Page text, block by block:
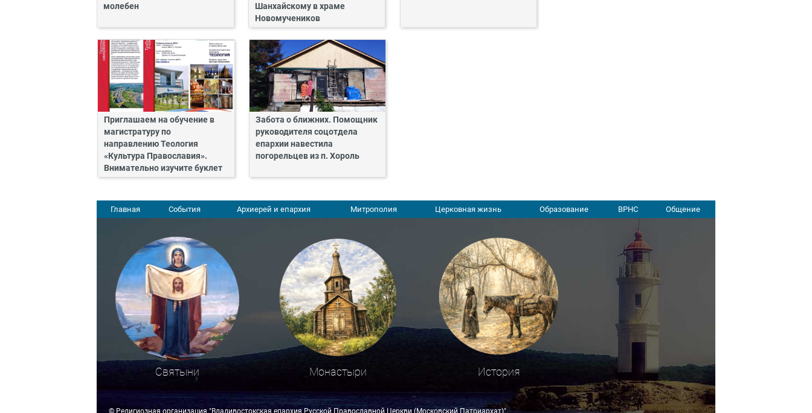
молебен
Шанхайскому в храме
Новомучеников
Приглашаем на обучение в
магистратуру по
направлению Теология
«Культура Православия».
Внимательно изучите буклет
Забота о ближних. Помощник
руководителя соцотдела
епархии навестила
погорельцев из п. Хороль
Главная События Архиерей и епархия Митрополия Церковная жизнь Образование ВРНС Общение
Святыни Монастыри История
© Религиозная организация "Владивостокская епархия Русской Православной Церкви (Московский Патриархат)"